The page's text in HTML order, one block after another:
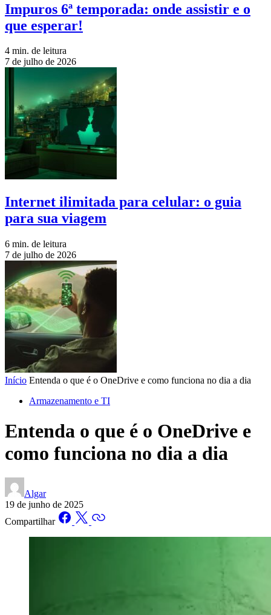
Impuros 6ª temporada: onde assistir e o
que esperar!
4 min. de leitura
7 de julho de 2026
Internet ilimitada para celular: o guia
para sua viagem
6 min. de leitura
7 de julho de 2026
Início Entenda o que é o OneDrive e como funciona no dia a dia
Armazenamento e TI
Entenda o que é o OneDrive e
como funciona no dia a dia
Algar
19 de junho de 2025
Compartilhar